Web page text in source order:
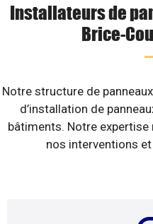
Installateurs de
Brice-
Notre structure de
d’installation de
bâtiments. Notre
nos interventions